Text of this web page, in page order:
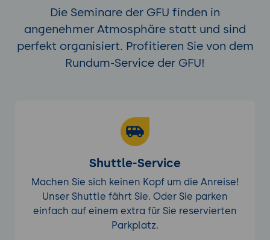
Die Seminare der GFU finden in
angenehmer Atmosphäre statt und sind
perfekt organisiert. Profitieren Sie von dem
Rundum-Service der GFU!
Shuttle-Service
Machen Sie sich keinen Kopf um die Anreise!
Unser Shuttle fährt Sie. Oder Sie parken
einfach auf einem extra für Sie reservierten
Parkplatz.